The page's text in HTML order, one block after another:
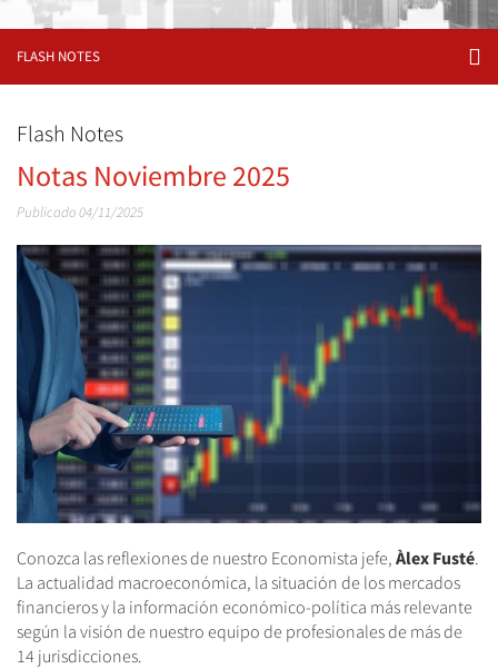
FLASH NOTES
Flash Notes
Notas Noviembre 2025
Publicado 04/11/2025
Conozca las reflexiones de nuestro Economista jefe, Àlex Fusté.
La actualidad macroeconómica, la situación de los mercados
financieros y la información económico-política más relevante
según la visión de nuestro equipo de profesionales de más de
14 jurisdicciones.